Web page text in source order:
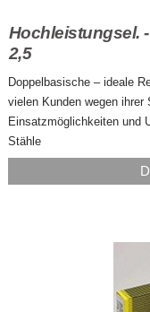
Hochleistungsel.
2,5
Doppelbasische – ideale
vielen Kunden wegen
Einsatzmöglichkeiten und
Stähle